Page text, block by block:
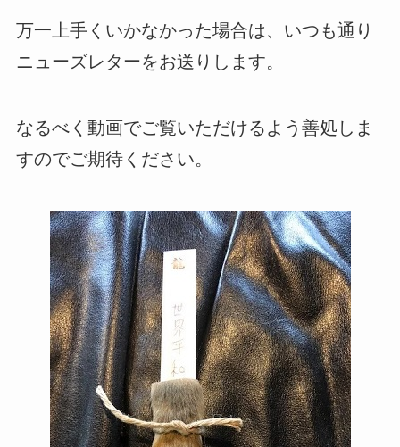
万一上手くいかなかった場合は、いつも通り
ニューズレターをお送りします。
なるべく動画でご覧いただけるよう善処しま
すのでご期待ください。